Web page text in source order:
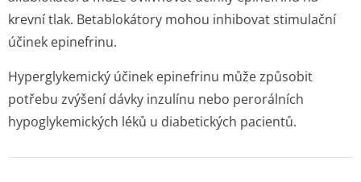
krevní tlak. Betablokátory mohou inhibovat stimulační
účinek epinefrinu.
Hyperglykemický účinek epinefrinu může způsobit
potřebu zvýšení dávky inzulínu nebo perorálních
hypoglykemických léků u diabetických pacientů.